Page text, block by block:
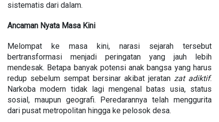
sistematis dari dalam.
Ancaman Nyata Masa Kini
Melompat ke masa kini, narasi sejarah tersebut
bertransformasi menjadi peringatan yang jauh lebih
mendesak. Betapa banyak potensi anak bangsa yang harus
redup sebelum sempat bersinar akibat jeratan zat adiktif.
Narkoba modern tidak lagi mengenal batas usia, status
sosial, maupun geografi. Peredarannya telah menggurita
dari pusat metropolitan hingga ke pelosok desa.